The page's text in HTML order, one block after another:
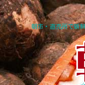
朝市・直売所で新